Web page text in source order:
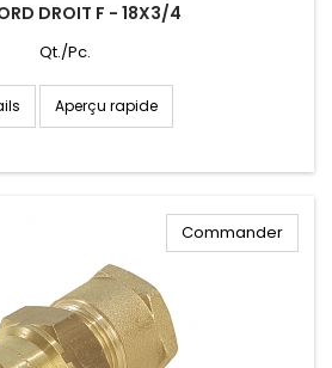
DROIT F - 18X3/4
Qt./Pc.
Aperçu rapide
Commander